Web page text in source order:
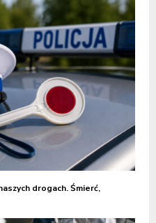
drogach. Śmierć,